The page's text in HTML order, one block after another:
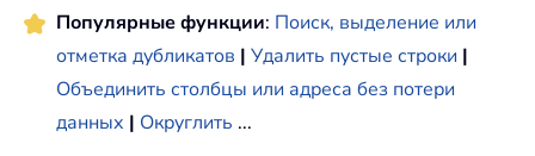
Популярные функции: Поиск, выделение или
отметка дубликатов | Удалить пустые строки |
Объединить столбцы или адреса без потери
данных | Округлить ...